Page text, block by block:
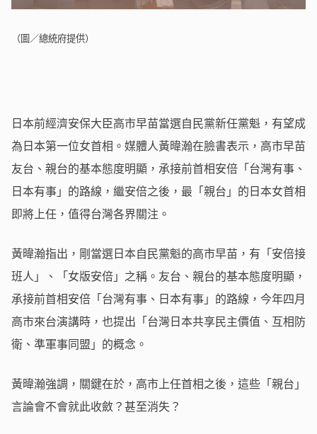
（圖／總統府提供）
日本前經濟安保大臣高市早苗當選自民黨新任黨魁，有望成
為日本第一位女首相。媒體人黃暐瀚在臉書表示，高市早苗
友台、親台的基本態度明顯，承接前首相安倍「台灣有事、
日本有事」的路線，繼安倍之後，最「親台」的日本女首相
即將上任，值得台灣各界關注。
黃暐瀚指出，剛當選日本自民黨魁的高市早苗，有「安倍接
班人」、「女版安倍」之稱。友台、親台的基本態度明顯，
承接前首相安倍「台灣有事、日本有事」的路線，今年四月
高市來台演講時，也提出「台灣日本共享民主價值、互相防
衛、準軍事同盟」的概念。
黃暐瀚強調，關鍵在於，高市上任首相之後，這些「親台」
言論會不會就此收斂？甚至消失？